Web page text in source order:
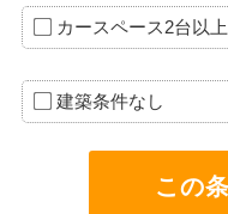
カースペース2台以上
建築条件なし